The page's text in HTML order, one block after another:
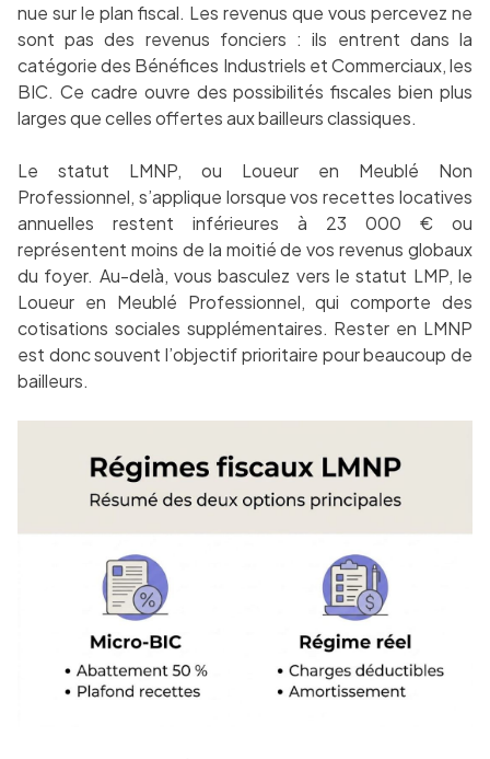
nue sur le plan fiscal. Les revenus que vous percevez ne
sont pas des revenus fonciers : ils entrent dans la
catégorie des Bénéfices Industriels et Commerciaux, les
BIC. Ce cadre ouvre des possibilités fiscales bien plus
larges que celles offertes aux bailleurs classiques.
Le statut LMNP, ou Loueur en Meublé Non
Professionnel, s’applique lorsque vos recettes locatives
annuelles restent inférieures à 23 000 € ou
représentent moins de la moitié de vos revenus globaux
du foyer. Au-delà, vous basculez vers le statut LMP, le
Loueur en Meublé Professionnel, qui comporte des
cotisations sociales supplémentaires. Rester en LMNP
est donc souvent l’objectif prioritaire pour beaucoup de
bailleurs.